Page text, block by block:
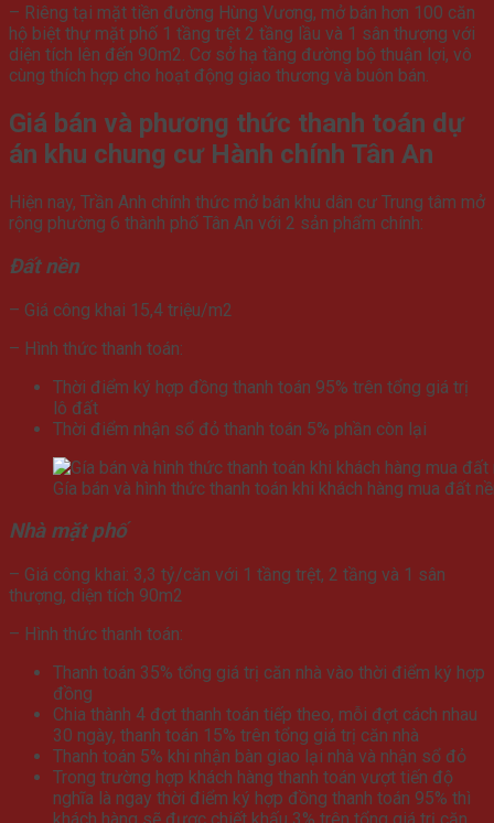
– Riêng tại mặt tiền đường Hùng Vương, mở bán hơn 100 căn
hộ biệt thự mặt phố 1 tầng trệt 2 tầng lầu và 1 sân thượng với
diện tích lên đến 90m2. Cơ sở hạ tầng đường bộ thuận lợi, vô
cùng thích hợp cho hoạt động giao thương và buôn bán.
Giá bán và phương thức thanh toán dự
án khu chung cư Hành chính Tân An
Hiện nay, Trần Anh chính thức mở bán khu dân cư Trung tâm mở
rộng phường 6 thành phố Tân An với 2 sản phẩm chính:
Đất nền
– Giá công khai 15,4 triệu/m2
– Hình thức thanh toán:
Thời điểm ký hợp đồng thanh toán 95% trên tổng giá trị
lô đất
Thời điểm nhận sổ đỏ thanh toán 5% phần còn lại
Gía bán và hình thức thanh toán khi khách hàng mua đất
Nhà mặt phố
– Giá công khai: 3,3 tỷ/căn với 1 tầng trệt, 2 tầng và 1 sân
thượng, diện tích 90m2
– Hình thức thanh toán:
Thanh toán 35% tổng giá trị căn nhà vào thời điểm ký hợp
đồng
Chia thành 4 đợt thanh toán tiếp theo, mỗi đợt cách nhau
30 ngày, thanh toán 15% trên tổng giá trị căn nhà
Thanh toán 5% khi nhận bàn giao lại nhà và nhận sổ đỏ
Trong trường hợp khách hàng thanh toán vượt tiến độ
nghĩa là ngay thời điểm ký hợp đồng thanh toán 95% thì